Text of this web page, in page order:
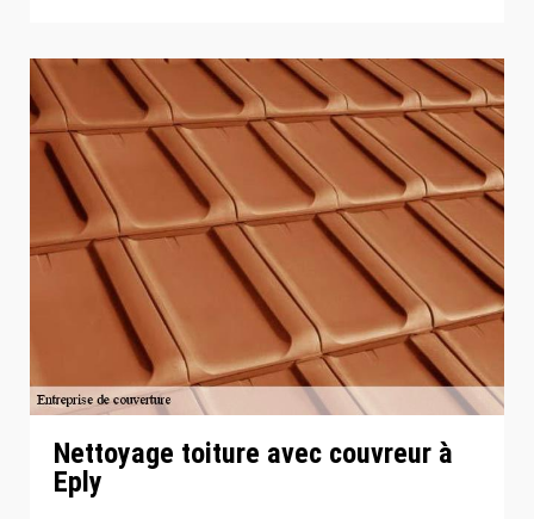
Nettoyage toiture avec couvreur à
Eply